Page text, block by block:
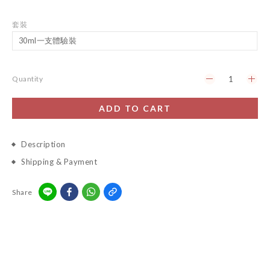
套裝
Quantity
ADD TO CART
Description
Shipping & Payment
Share